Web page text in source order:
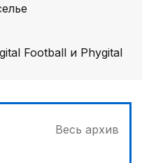
Football и Phygital
«титанового»
Весь архив